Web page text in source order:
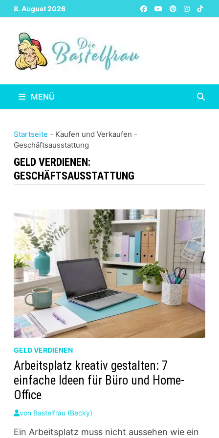
Zurück
zum
Inhalt
8. August 2026
MENÜ
Startseite - Kaufen und Verkaufen -
Geschäftsausstattung
GELD VERDIENEN:
GESCHÄFTSAUSSTATTUNG
GELD VERDIENEN
Arbeitsplatz kreativ gestalten: 7
einfache Ideen für Büro und Home-
Office
von Bastelfrau (Becky)
Ein Arbeitsplatz muss nicht aussehen wie ein